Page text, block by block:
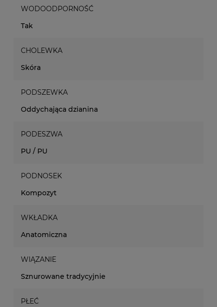
WODOODPORNOŚĆ
Tak
CHOLEWKA
Skóra
PODSZEWKA
Oddychająca dzianina
PODESZWA
PU / PU
PODNOSEK
Kompozyt
WKŁADKA
Anatomiczna
WIĄZANIE
Sznurowane tradycyjnie
PŁEĆ